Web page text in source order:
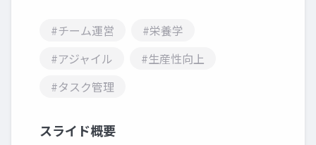
#チーム運営
#栄養学
#アジャイル
#生産性向上
#タスク管理
スライド概要